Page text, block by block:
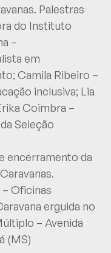
Palestras
do Instituto
–
em
Camila Ribeiro –
inclusiva; Lia
Coimbra –
Seleção
encerramento da
– Oficinas
erguida no
– Avenida
(MS)